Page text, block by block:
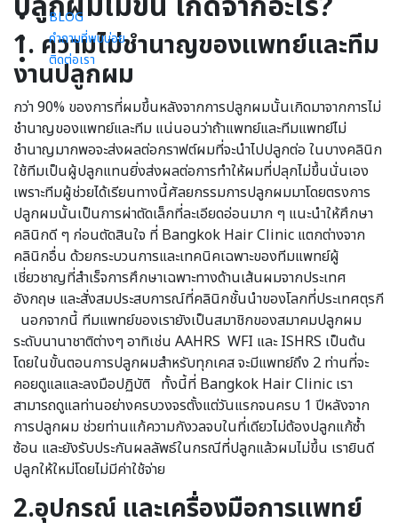
BLOG
คำถามที่พบบ่อย
ติดต่อเรา
1. ความไม่ชำนาญของแพทย์และทีม
งานปลูกผม
กว่า 90% ของการที่ผมขึ้นหลังจากการปลูกผมนั้นเกิดมาจากการไม่
ชำนาญของแพทย์และทีม แน่นอนว่าถ้าแพทย์และทีมแพทย์ไม่
ชำนาญมากพอจะส่งผลต่อกราฟต์ผมที่จะนำไปปลูกต่อ ในบางคลินิก
ใช้ทีมเป็นผู้ปลูกแทนยิ่งส่งผลต่อการทำให้ผมที่ปลุกไม่ขึ้นนั่นเอง
เพราะทีมผู้ช่วยได้เรียนทางนี้ศัลยกรรมการปลูกผมมาโดยตรงการ
ปลูกผมนั้นเป็นการผ่าตัดเล็กที่ละเอียดอ่อนมาก ๆ แนะนำให้ศึกษา
คลินิกดี ๆ ก่อนตัดสินใจ ที่ Bangkok Hair Clinic แตกต่างจาก
คลินิกอื่น ด้วยกระบวนการและเทคนิคเฉพาะของทีมแพทย์ผู้
เชี่ยวชาญที่สำเร็จการศึกษาเฉพาะทางด้านเส้นผมจากประเทศ
อังกฤษ และสั่งสมประสบการณ์ที่คลินิกชั้นนำของโลกที่ประเทศตุรกี
นอกจากนี้ ทีมแพทย์ของเรายังเป็นสมาชิกของสมาคมปลูกผม
ระดับนานาชาติต่างๆ อาทิเช่น AAHRS WFI และ ISHRS เป็นต้น
โดยในขั้นตอนการปลูกผมสำหรับทุกเคส จะมีแพทย์ถึง 2 ท่านที่จะ
คอยดูแลและลงมือปฏิบัติ ทั้งนี้ที่ Bangkok Hair Clinic เรา
สามารถดูแลท่านอย่างครบวงจรตั้งแต่วันแรกจนครบ 1 ปีหลังจาก
การปลูกผม ช่วยท่านแก้ความกังวลจบในที่เดียวไม่ต้องปลูกแก้ซ้ำ
ซ้อน และยังรับประกันผลลัพธ์ในกรณีที่ปลูกแล้วผมไม่ขึ้น เรายินดี
ปลูกให้ใหม่โดยไม่มีค่าใช้จ่าย
2.อุปกรณ์ และเครื่องมือการแพทย์